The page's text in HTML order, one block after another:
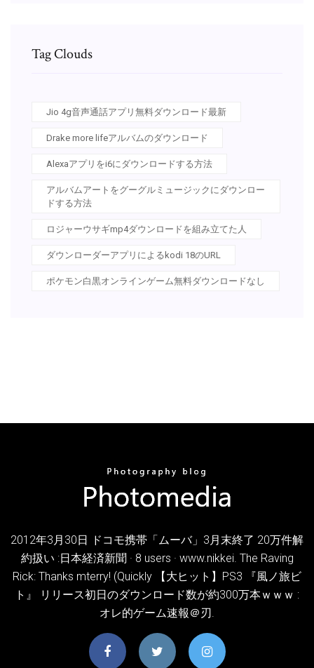
Tag Clouds
Jio 4g音声通話アプリ無料ダウンロード最新
Drake more lifeアルバムのダウンロード
Alexaアプリをi6にダウンロードする方法
アルバムアートをグーグルミュージックにダウンロー
ドする方法
ロジャーウサギmp4ダウンロードを組み立てた人
ダウンローダーアプリによるkodi 18のURL
ポケモン白黒オンラインゲーム無料ダウンロードなし
2012年3月30日 ドコモ携帯「ムーバ」3月末終了 20万件解
約扱い :日本経済新聞 · 8 users · www.nikkei. The Raving
Rick: Thanks mterry! (Quickly 【大ヒット】PS3 『風ノ旅ビ
ト』 リリース初日のダウンロード数が約300万本ｗｗｗ :
オレ的ゲーム速報＠刃.